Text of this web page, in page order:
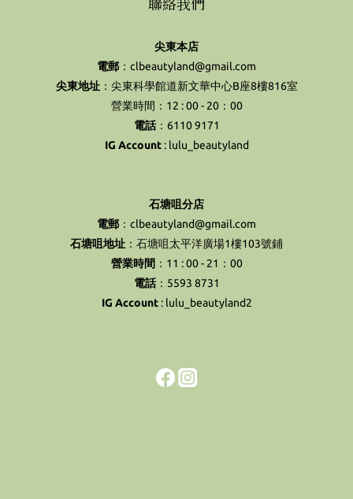
尖東本店
電郵 ：clbeautyland@gmail.com
尖東地址：尖東科學館道新文華中心B座8樓816室
營業時間：12 : 00 - 20：00
電話：6110 9171
IG Account: lulu_beautyland
石塘咀分店
電郵 ：clbeautyland@gmail.com
石塘咀地址 ：石塘咀太平洋廣場1樓103號鋪
營業時間 ：11 : 00 - 21：00
電話：5593 8731
IG Account: lulu_beautyland2